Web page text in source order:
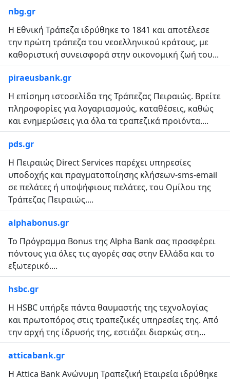
nbg.gr
Η Εθνική Τράπεζα ιδρύθηκε το 1841 και αποτέλεσε
την πρώτη τράπεζα του νεοελληνικού κράτους, με
καθοριστική συνεισφορά στην οικονομική ζωή του...
piraeusbank.gr
Η επίσημη ιστοσελίδα της Τράπεζας Πειραιώς. Βρείτε
πληροφορίες για λογαριασμούς, καταθέσεις, καθώς
και ενημερώσεις για όλα τα τραπεζικά προϊόντα....
pds.gr
H Πειραιώς Direct Services παρέχει υπηρεσίες
υποδοχής και πραγματοποίησης κλήσεων-sms-email
σε πελάτες ή υποψήφιους πελάτες, του Ομίλου της
Τράπεζας Πειραιώς....
alphabonus.gr
Το Πρόγραμμα Bonus της Alpha Bank σας προσφέρει
πόντους για όλες τις αγορές σας στην Ελλάδα και το
εξωτερικό....
hsbc.gr
Η HSBC υπήρξε πάντα θαυμαστής της τεχνολογίας
και πρωτοπόρος στις τραπεζικές υπηρεσίες της. Από
την αρχή της ίδρυσής της, εστιάζει διαρκώς στη...
atticabank.gr
Η Attica Bank Ανώνυμη Τραπεζική Εταιρεία ιδρύθηκε